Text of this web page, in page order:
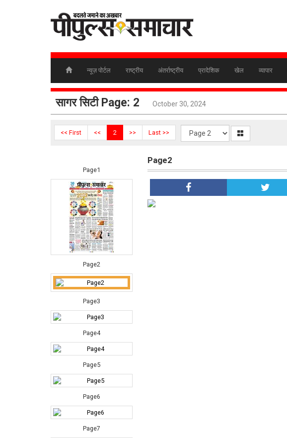
न्यूज़ पोर्टल राष्ट्रीय अंतर्राष्ट्रीय प्रादेशिक खेल व्यापार
सागर सिटी Page: 2 October 30, 2024
<< First << 2 >> Last >>
Page1
Page2
Page3
Page4
Page5
Page6
Page7
Page2